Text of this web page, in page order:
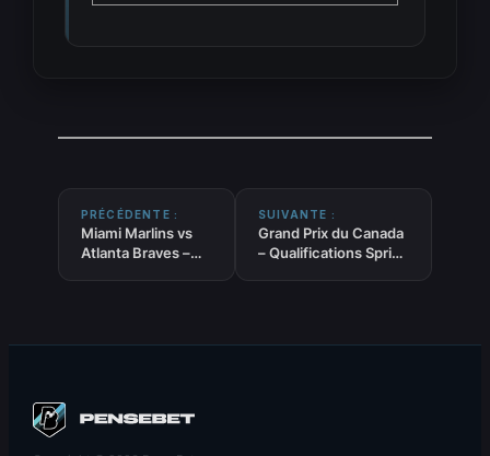
PRÉCÉDENTE :
Miami Marlins vs
Atlanta Braves –
SUIVANTE :
Grand Prix du Canada
– Qualifications Sprint